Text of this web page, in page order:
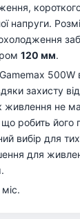
напруги.
120 мм.
500W
захисту
живлення не
що робить його
вибір для
для